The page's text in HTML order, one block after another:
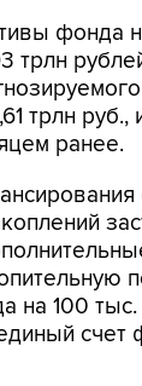
фонда
трлн
трлн
ранее.
на 100
счет